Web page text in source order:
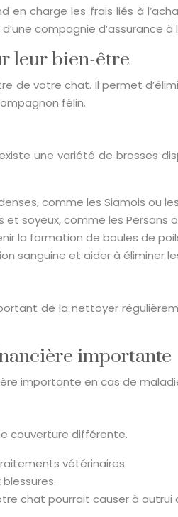
charge les frais liés à
compagnie d’assurance à
leur bien-être
votre chat. Il permet
félin.
une variété de brosses
comme les Siamois ou
soyeux, comme les Persans
la formation de boules de
sanguine et aider à éliminer
de la nettoyer
importante
importante en cas de
couverture différente.
vétérinaires.
chat pourrait causer à autrui